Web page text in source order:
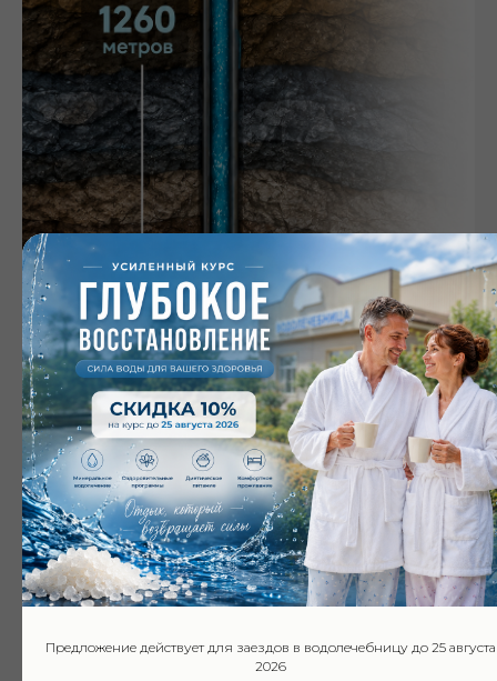
Предложение действует для заездов в водолечебницу до 25 августа
2026
Глубина 1260 метров
ООО «Лечебно-оздоровительный комплекс «Великовечное»
функционирует на базе источника минеральной термальной
гидрокарбонатной хлоридно-натриевой воды, аналогов
которой нет в России. Для минеральных ванн используется
вода скважины № 7 с. Великовечное, добываемая с глубины
1260 м.
Состав воды